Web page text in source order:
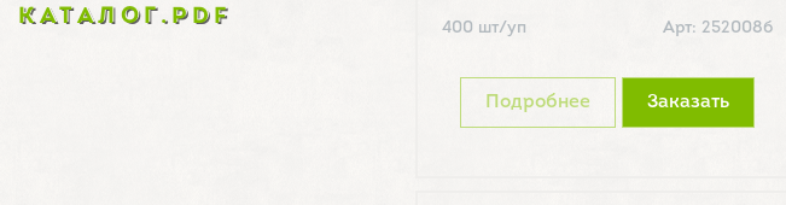
КАТАЛОГ.PDF 400 шт/уп Арт: 252008б
Подробнее Заказать